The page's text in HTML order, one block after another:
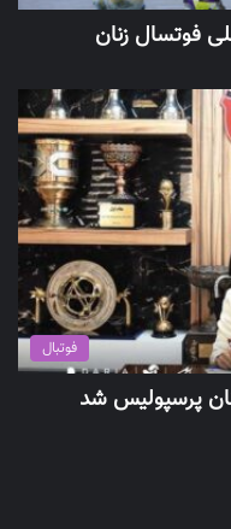
فوتسال زنان
فوتبال
پرسپولیس شد